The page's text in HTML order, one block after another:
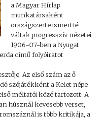
a Magyar Hírlap
munkatársaként
országszerte ismertté
váltak progresszív nézetei.
1906-07-ben a Nyugat
című folyóiratot
Az első szám az ő
szójátékként a Kelet népe
méltatói közé tartozott. A
húsznál kevesebb verset,
is több kritikája, a